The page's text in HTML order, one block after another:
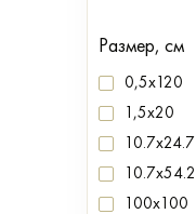
Размер, см
0,5x120
1,5x20
10.7x24.7
10.7x54.2
100x100